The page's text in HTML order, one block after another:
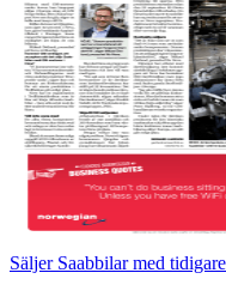
Säljer Saabbilar med